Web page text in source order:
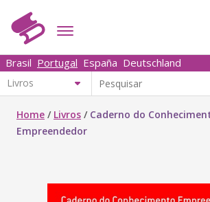
Brasil Portugal España Deutschland
Home / Livros / Caderno do
Empreendedor